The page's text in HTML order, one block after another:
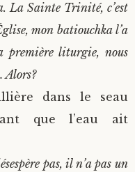
La Sainte Trinité, c’est
mon batiouchka l’a
première liturgie, nous
Alors?
dans le seau
que l’eau ait
pas, il n’a pas un